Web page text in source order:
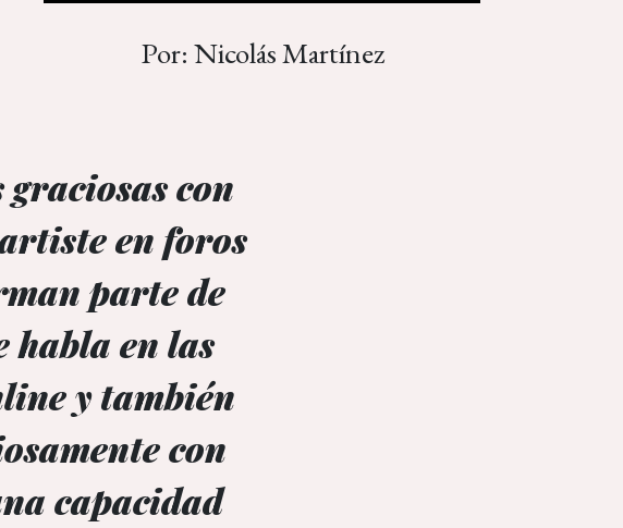
Por: Nicolás Martínez
con
en foros
parte de
habla en las
y también
con
capacidad